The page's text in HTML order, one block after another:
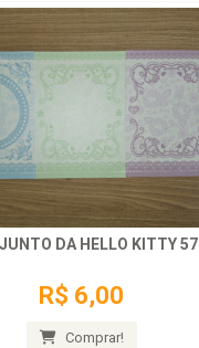
DA HELLO KITTY 57
R$ 6,00
Comprar!